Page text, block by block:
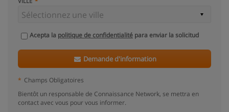
Acepta la politique de confidentialité para enviar la solicitud
Demande d'information
* Champs Obligatoires
Bientôt un responsable de Connaissance Network, se mettra en
contact avec vous pour vous informer.